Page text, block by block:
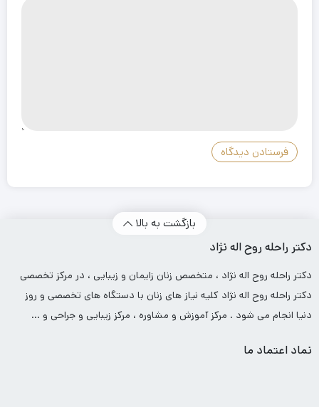
بازگشت به بالا
دکتر راحله روح اله نژاد
دکتر راحله روح اله نژاد ، متخصص زنان زایمان و زیبایی ، در مرکز تخصصی
دکتر راحله روح اله نژاد کلیه نیاز های زنان با دستگاه های تخصصی و روز
دنیا انجام می شود . مرکز آموزش و مشاوره ، مرکز زیبایی و جراحی و …
نماد اعتماد ما